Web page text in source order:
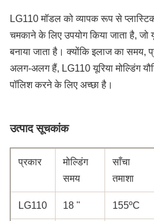
LG110 मॉडल को व्यापक रूप से
चमकाने के लिए उपयोग किया जाता है, जो
बनाया जाता है। क्योंकि इलाज का समय,
अलग-अलग हैं, LG110 यूरिया मोल्डिंग
पॉलिश करने के लिए अच्छा है।
उत्पाद सूचकांक
प्रकार
मोल्डिंग
समय
साँचा
तमाशा
LG110 18 '' 155ºC